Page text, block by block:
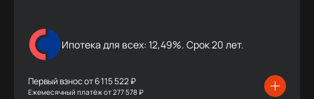
Ипотека для всех: 12,49%. Срок 20 лет.
Первый взнос от6 115 522 ₽
Ежемесячный платёжот277 578 ₽